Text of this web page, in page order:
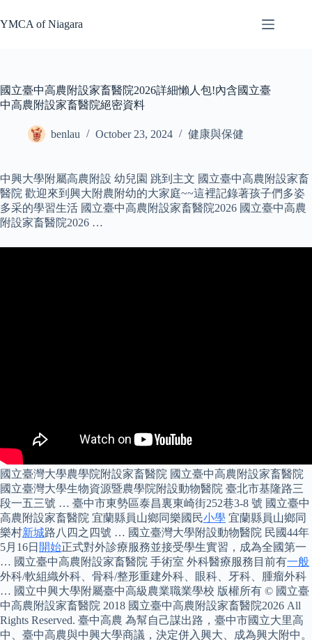
to
content
YMCA of Niagara
國立臺中高農附設家畜醫院2026詳細懶人包!內含國立臺
中高農附設家畜醫院絕密資料
benlau October 23, 2024 健康與保健
中興大學附屬高農附設 幼兒園 跳到主文 國立臺中高農附設家畜
醫院 歡迎來到興大附農附幼的大家庭~~這裡記錄著孩子們多姿
多采的學習生活 國立臺中高農附設家畜醫院2026 國立臺中高農
附設家畜醫院2026 …
國立臺灣大學農學院附設家畜醫院 國立臺中高農附設家畜醫院
國立臺灣大學生物資源暨農學院附設動物醫院 臺北市基隆路三
段一五三號 … 臺中市東勢區泰昌裏東崎街252巷3-8 號 國立臺中
高農附設家畜醫院 宜蘭縣員山鄉同樂國民小學 宜蘭縣員山鄉同
樂村新城路八四之四號 … 國立臺灣大學附設動物醫院 民國44年
5月16日 開始正式對外診療服務並接受學生實習，成為全國第一
… 國立臺中高農附設家畜醫院 手術室 外科醫療服務目前有一般
外科/軟組織外科、骨科/整形重建外科、眼科、牙科、腫瘤外科
… 國立中興大學附屬臺中高級農業職業學校 版權所有 © 國立臺
中高農附設家畜醫院 2018 國立臺中高農附設家畜醫院2026 All
Rights Reserved. 臺中高農 為幫自己謀出路，臺中市國立大里高
中、臺中高農與中興大學商議，決定併入興大、成為興大附中。